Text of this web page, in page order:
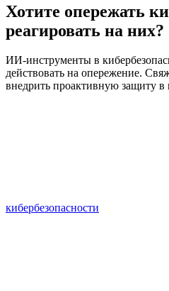
Хотите опережать
реагировать на них?
ИИ-инструменты в
действовать на опережение.
внедрить проактивную защиту
кибербезопасности